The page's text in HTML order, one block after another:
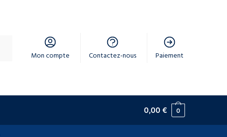
Mon compte Contactez-nous Paiement
0,00€ 0